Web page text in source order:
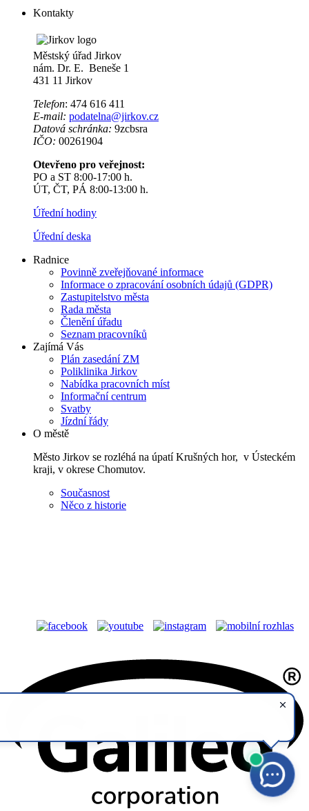
Kontakty
Městský úřad Jirkov
nám. Dr. E. Beneše 1
431 11 Jirkov
Telefon: 474 616 411
E-mail: podatelna@jirkov.cz
Datová schránka: 9zcbsra
IČO: 00261904
Otevřeno pro veřejnost:
PO a ST 8:00-17:00 h.
ÚT, ČT, PÁ 8:00-13:00 h.
Úřední hodiny
Úřední deska
Radnice
Povinně zveřejňované informace
Informace o zpracování osobních údajů (GDPR)
Zastupitelstvo města
Rada města
Členění úřadu
Seznam pracovníků
Zajímá Vás
Plán zasedání ZM
Poliklinika Jirkov
Nabídka pracovních míst
Informační centrum
Svatby
Jízdní řády
O městě
Město Jirkov se rozléhá na úpatí Krušných hor, v Ústeckém
kraji, v okrese Chomutov.
Současnost
Něco z historie